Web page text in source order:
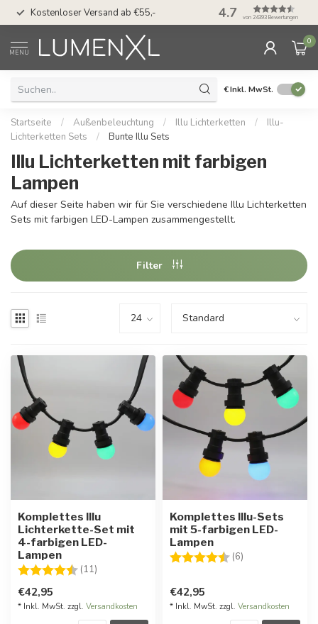
Kostenloser Versand ab €55,- 50 Tage
Möglichkeit
4.7 von 24393 Bewertungen
MENU
0
€Inkl. MwSt.
Startseite / Außenbeleuchtung / Illu Lichterketten /
Illu-
Lichterketten Sets
/ Bunte Illu Sets
Illu Lichterketten mit farbigen
Lampen
Auf dieser Seite haben wir für Sie verschiedene Illu Lichterketten
Sets mit farbigen LED-Lampen zusammengestellt.
Filter
Komplettes Illu
Lichterkette-Set mit
4-farbigen LED-
Lampen
Bewertung:
(11)
€42,95
* Inkl. MwSt. zzgl. Versandkosten
Komplettes Illu-Sets
mit 5-farbigen LED-
Lampen
Bewertung:
(6)
€42,95
* Inkl. MwSt. zzgl. Versandkosten